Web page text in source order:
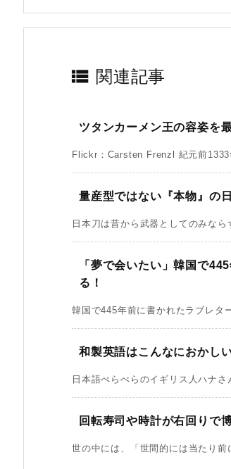
 関連記事
ツタンカーメン王の容姿を
Flickr：Carsten Frenzl 紀元前
量産型ではない『本物』の
日本刀は昔から武器としてのみな
「夢で会いたい」韓国で
る！
韓国で445年前に書かれたラブレタ
和製英語はこんなにおかし
日本語ぺらぺらのイギリス人ハナ
回転寿司や時計が右回りで
世の中には、「世間的には当たり